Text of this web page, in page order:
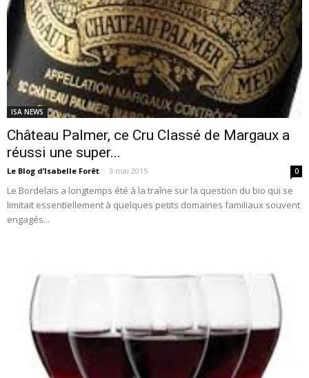
ISA NEWS
Château Palmer, ce Cru Classé de Margaux a
réussi une super...
Le Blog d’Isabelle Forêt - 3 mai 2015 0
Le Bordelais a longtemps été à la traîne sur la question du bio qui se
limitait essentiellement à quelques petits domaines familiaux souvent
engagés...